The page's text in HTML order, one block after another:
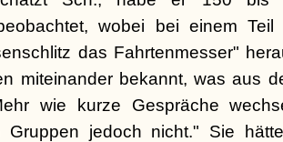
wobei bei einem
das Fahrtenmesser"
miteinander bekannt, was aus
wie kurze Gespräche
Gruppen jedoch nicht." Sie